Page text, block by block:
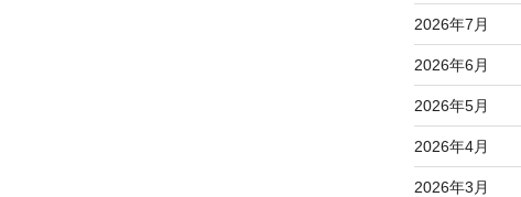
2026年7月
2026年6月
2026年5月
2026年4月
2026年3月